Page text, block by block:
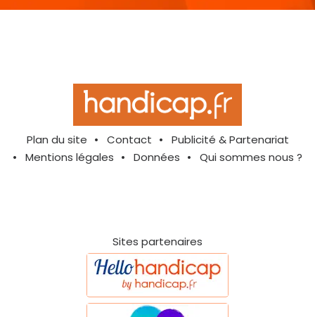
Plan du site Contact
Publicité & Partenariat
Mentions légales
Données Qui sommes nous ?
Sites partenaires